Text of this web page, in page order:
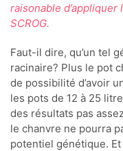
raisonable
SCROG.
Faut-il dire, qu’un tel
racinaire? Plus le pot
de possibilité d’avoir
les pots de 12 à 25
des résultats pas
le chanvre ne pourra
potentiel génétique.